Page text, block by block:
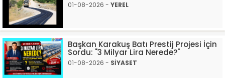
01-08-2026 - YEREL
Başkan Karakuş Batı Prestij Projesi İçin
Sordu: "3 Milyar Lira Nerede?"
01-08-2026 - SİYASET